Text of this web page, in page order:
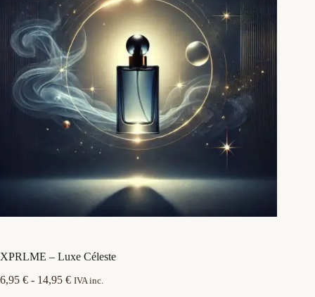
XPRLME – Luxe Céleste
6,95 € - 14,95 €Rango
IVA inc.